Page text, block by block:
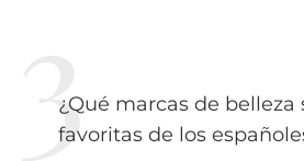
¿Qué marcas de belleza
favoritas de los